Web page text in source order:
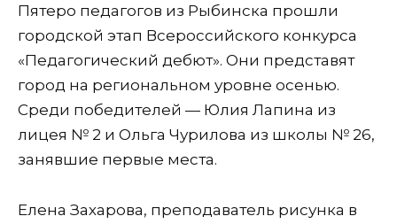
Пятеро педагогов из Рыбинска прошли
городской этап Всероссийского конкурса
«Педагогический дебют». Они представят
город на региональном уровне осенью.
Среди победителей — Юлия Лапина из
лицея № 2 и Ольга Чурилова из школы № 26,
занявшие первые места.
Елена Захарова, преподаватель рисунка в